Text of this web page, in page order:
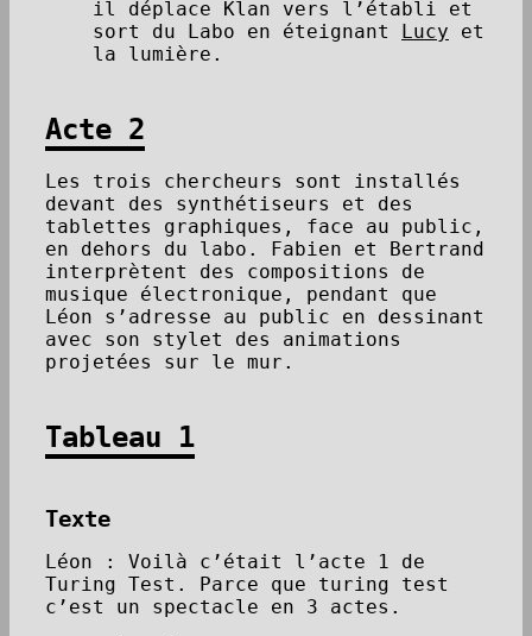
il déplace Klan vers l’établi et
sort du Labo en éteignant Lucy et
la lumière.
Acte 2
Les trois chercheurs sont installés
devant des synthétiseurs et des
tablettes graphiques, face au public,
en dehors du labo. Fabien et Bertrand
interprètent des compositions de
musique électronique, pendant que
Léon s’adresse au public en dessinant
avec son stylet des animations
projetées sur le mur.
Tableau 1
Texte
Léon : Voilà c’était l’acte 1 de
Turing Test. Parce que turing test
c’est un spectacle en 3 actes.